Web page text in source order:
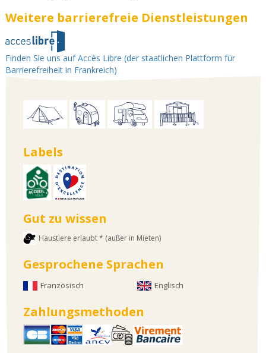
Weitere barrierefreie Dienstleistungen
Finden Sie uns auf Accès Libre (der staatlichen Plattform für
Barrierefreiheit in Frankreich)
Labels
Gut zu wissen
Haustiere erlaubt * (außer in Mieten)
Gesprochene Sprachen
Französisch Englisch
Zahlungsmethoden